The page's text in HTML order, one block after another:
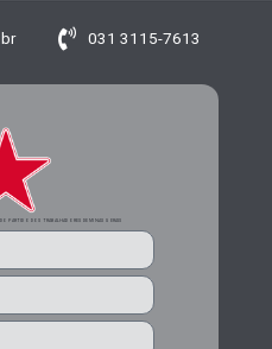
031 3115-7613
DO PARTIDO DOS TRABALHADORES DE MINAS GERAIS